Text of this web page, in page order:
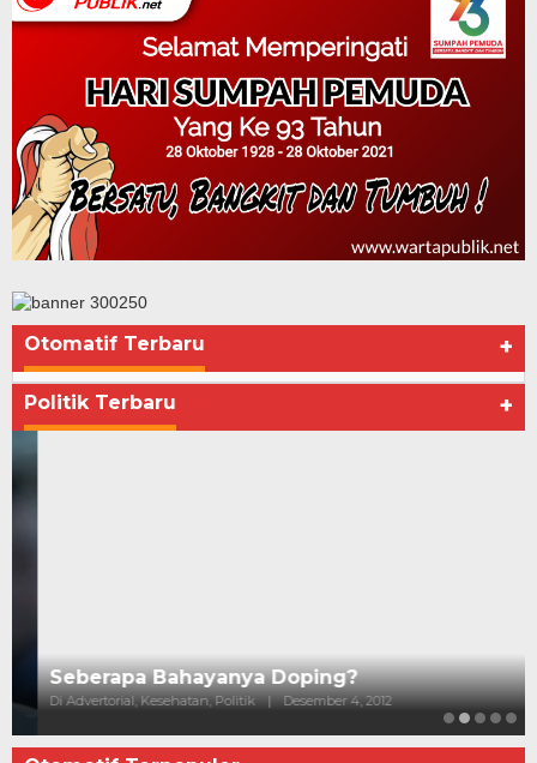
Otomatif Terbaru +
Politik Terbaru +
Seberapa Bahayanya Doping?
Di Advertorial, Kesehatan, Politik